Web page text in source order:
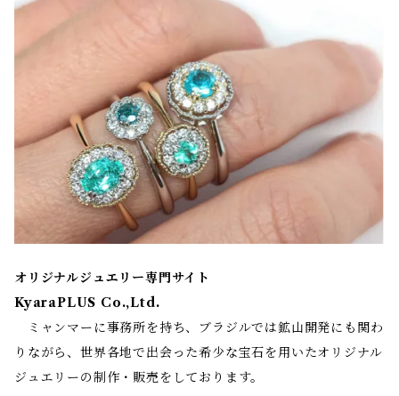
オリジナルジュエリー専門サイト
KyaraPLUS Co.,Ltd.
ミャンマーに事務所を持ち、ブラジルでは鉱山開発にも関わ
りながら、世界各地で出会った希少な宝石を用いたオリジナル
ジュエリーの制作・販売をしております。